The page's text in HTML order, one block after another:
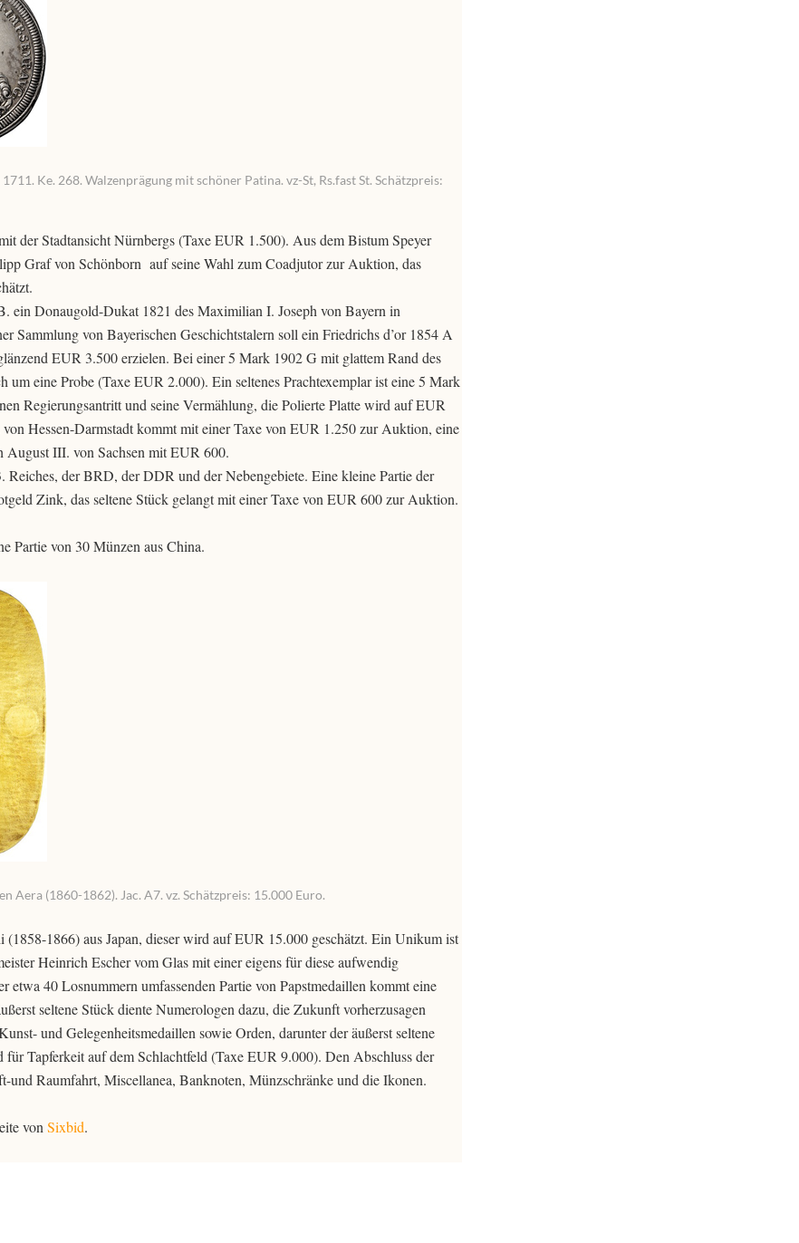
Ke. 268. Walzenprägung mit schöner Patina. vz-St, Rs.fast St. Schätzpreis:
der Stadtansicht Nürnbergs (Taxe EUR 1.500). Aus dem Bistum Speyer
Graf von Schönborn auf seine Wahl zum Coadjutor zur Auktion, das
ein Donaugold-Dukat 1821 des Maximilian I. Joseph von Bayern in
Sammlung von Bayerischen Geschichtstalern soll ein Friedrichs d’or 1854 A
EUR 3.500 erzielen. Bei einer 5 Mark 1902 G mit glattem Rand des
eine Probe (Taxe EUR 2.000). Ein seltenes Prachtexemplar ist eine 5 Mark
Regierungsantritt und seine Vermählung, die Polierte Platte wird auf EUR
Hessen-Darmstadt kommt mit einer Taxe von EUR 1.250 zur Auktion, eine
August III. von Sachsen mit EUR 600.
der BRD, der DDR und der Nebengebiete. Eine kleine Partie der
Zink, das seltene Stück gelangt mit einer Taxe von EUR 600 zur Auktion.
Partie von 30 Münzen aus China.
Aera (1860-1862). Jac. A7. vz. Schätzpreis: 15.000 Euro.
1866) aus Japan, dieser wird auf EUR 15.000 geschätzt. Ein Unikum ist
Heinrich Escher vom Glas mit einer eigens für diese aufwendig
40 Losnummern umfassenden Partie von Papstmedaillen kommt eine
seltene Stück diente Numerologen dazu, die Zukunft vorherzusagen
und Gelegenheitsmedaillen sowie Orden, darunter der äußerst seltene
Tapferkeit auf dem Schlachtfeld (Taxe EUR 9.000). Den Abschluss der
Raumfahrt, Miscellanea, Banknoten, Münzschränke und die Ikonen.
von Sixbid.